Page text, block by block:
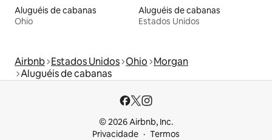
Aluguéis de cabanas
Ohio
Aluguéis de cabanas
Estados Unidos
Airbnb Estados Unidos Ohio Morgan
Aluguéis de cabanas
© 2026 Airbnb, Inc.
Privacidade
Termos